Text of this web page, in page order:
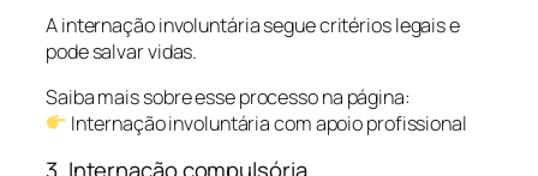
A internação involuntária segue critérios legais e
pode salvar vidas.
Saiba mais sobre esse processo na página:
Internação involuntária com apoio profissional